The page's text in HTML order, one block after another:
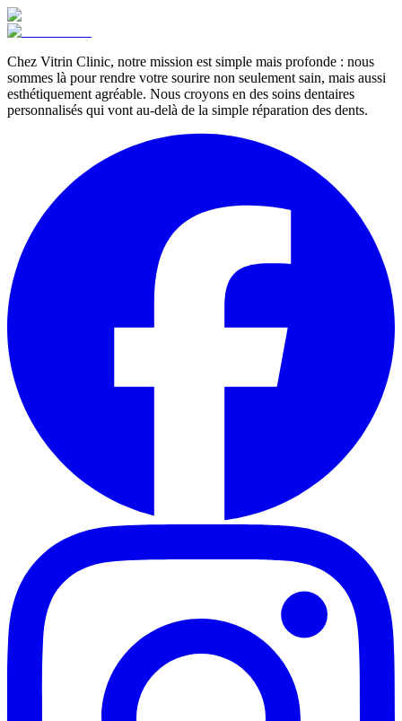
Chez Vitrin Clinic, notre mission est simple mais profonde : nous
sommes là pour rendre votre sourire non seulement sain, mais aussi
esthétiquement agréable. Nous croyons en des soins dentaires
personnalisés qui vont au-delà de la simple réparation des dents.